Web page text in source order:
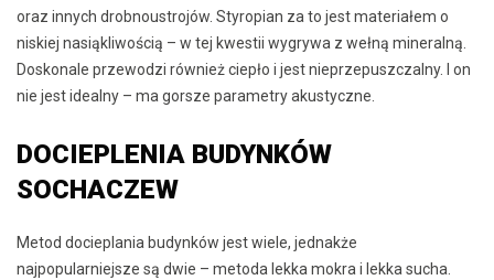
oraz innych drobnoustrojów. Styropian za to jest materiałem o
niskiej nasiąkliwością – w tej kwestii wygrywa z wełną mineralną.
Doskonale przewodzi również ciepło i jest nieprzepuszczalny. I on
nie jest idealny – ma gorsze parametry akustyczne.
DOCIEPLENIA BUDYNKÓW
SOCHACZEW
Metod docieplania budynków jest wiele, jednakże
najpopularniejsze są dwie – metoda lekka mokra i lekka sucha.